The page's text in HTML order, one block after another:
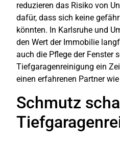
reduzieren das Risiko von
dafür, dass sich keine
könnten. In Karlsruhe und
den Wert der Immobilie
auch die Pflege der Fenster
Tiefgaragenreinigung ein
einen erfahrenen Partner
Schmutz